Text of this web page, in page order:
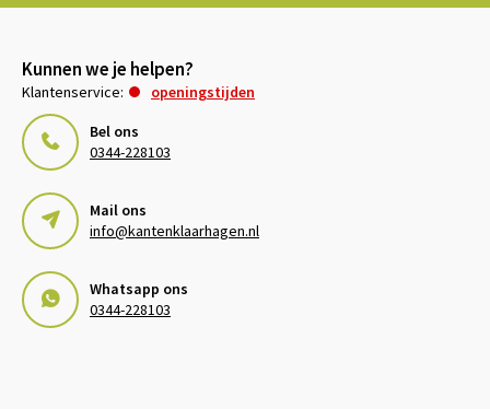
Kunnen we je helpen?
Klantenservice:
openingstijden
Bel ons
0344-228103
Mail ons
info@kantenklaarhagen.nl
Whatsapp ons
0344-228103